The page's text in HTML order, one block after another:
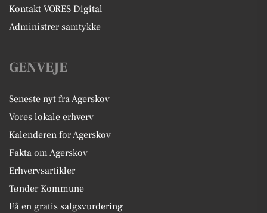
Kontakt VORES Digital
Administrer samtykke
GENVEJE
Seneste nyt fra Agerskov
Vores lokale erhverv
Kalenderen for Agerskov
Fakta om Agerskov
Erhvervsartikler
Tønder Kommune
Få en gratis salgsvurdering